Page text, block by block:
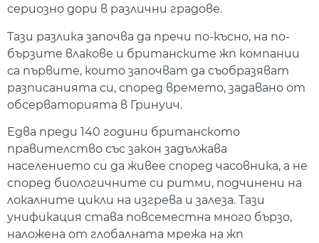
сериозно дори в различни градове.
Тази разлика започва да пречи по-късно, на по-
бързите влакове и британските жп компании
са първите, които започват да съобразяват
разписанията си, според времето, задавано от
обсерваторията в Гринуич.
Едва преди 140 години британското
правителство със закон задължава
населението си да живее според часовника, а не
според биологичните си ритми, подчинени на
локалните цикли на изгрева и залеза. Тази
унификация става повсеместна много бързо,
наложена от глобалната мрежа на жп